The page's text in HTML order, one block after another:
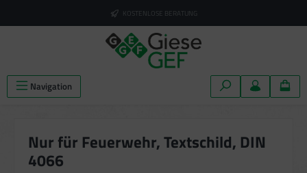
KOSTENLOSE BERATUNG
Navigation
Nur für Feuerwehr, Textschild, DIN
4066